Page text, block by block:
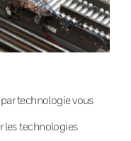
technologie vous
les technologies